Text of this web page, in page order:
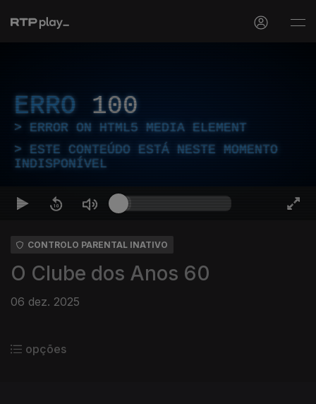
ERRO 100
ERROR ON HTML5 MEDIA ELEMENT
ESTE CONTEÚDO ESTÁ NESTE MOMENTO
INDISPONÍVEL
CONTROLO PARENTAL INATIVO
O Clube dos Anos 60
06 dez. 2025
opções